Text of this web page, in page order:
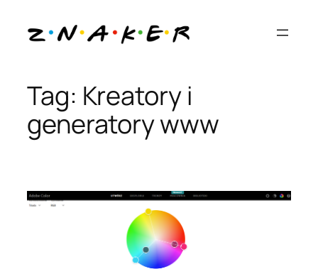
Tag: Kreatory i
generatory www